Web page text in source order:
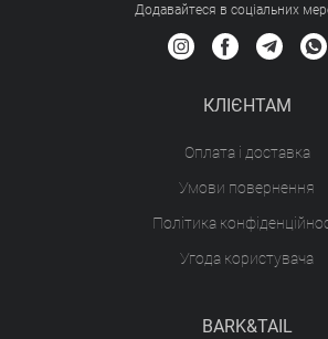
Додавайтеся в соціальних
КЛІЄНТАМ
Оплата і доставка
Умови повернення
Політика
Угода користувача
BARK&TAIL